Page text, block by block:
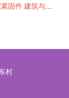
村